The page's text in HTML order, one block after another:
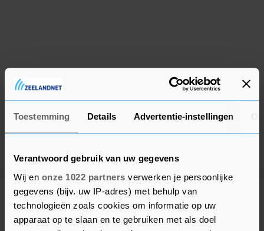
Toestemming Details Advertentie-instellingen
Verantwoord gebruik van uw gegevens
Wij en onze 1022 partners verwerken je persoonlijke
gegevens (bijv. uw IP-adres) met behulp van
technologieën zoals cookies om informatie op uw
apparaat op te slaan en te gebruiken met als doel
Meer uit Reimerswaal